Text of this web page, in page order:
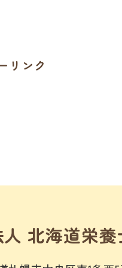
リンク
北海道栄